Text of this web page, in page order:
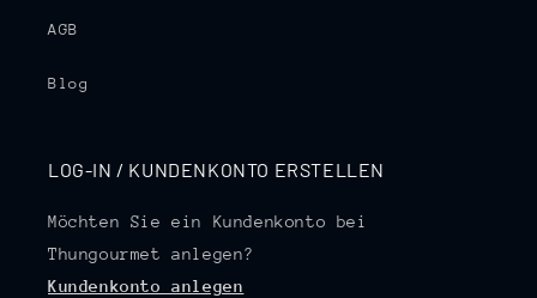
AGB
Blog
LOG-IN / KUNDENKONTO ERSTELLEN
Möchten Sie ein Kundenkonto bei
Thungourmet anlegen?
Kundenkonto anlegen